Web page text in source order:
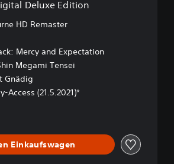
Deluxe Edition
HD Remaster
Mercy and Expectation
Megami Tensei
Gnädig
Access (21.5.2021)*
Einkaufswagen